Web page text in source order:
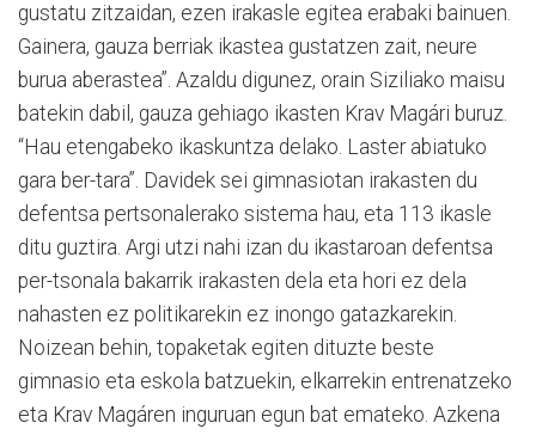
gustatu zitzaidan, ezen irakasle egitea erabaki bainuen.
Gainera, gauza berriak ikastea gustatzen zait, neure
burua aberastea”. Azaldu digunez, orain Siziliako maisu
batekin dabil, gauza gehiago ikasten Krav Magári buruz.
“Hau etengabeko ikaskuntza delako. Laster abiatuko
gara ber-tara”. Davidek sei gimnasiotan irakasten du
defentsa pertsonalerako sistema hau, eta 113 ikasle
ditu guztira. Argi utzi nahi izan du ikastaroan defentsa
per-tsonala bakarrik irakasten dela eta hori ez dela
nahasten ez politikarekin ez inongo gatazkarekin.
Noizean behin, topaketak egiten dituzte beste
gimnasio eta eskola batzuekin, elkarrekin entrenatzeko
eta Krav Magáren inguruan egun bat emateko. Azkena